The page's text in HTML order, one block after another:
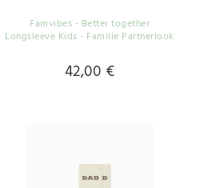
Famvibes - Better together
Longsleeve Kids - Familie Partnerlook
42,00 €